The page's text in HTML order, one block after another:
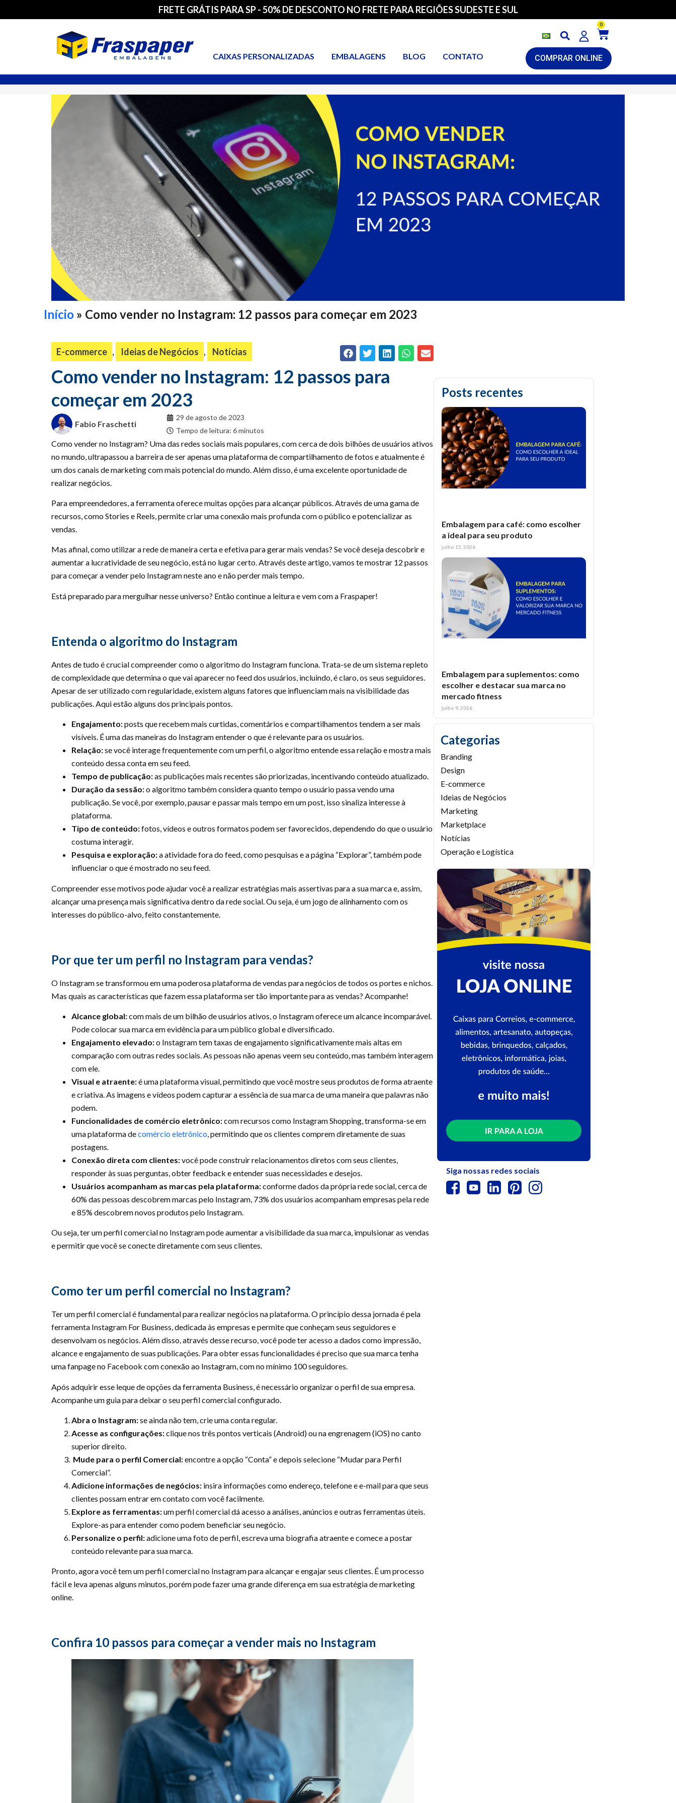
FRETE GRÁTIS PARA SP - 50% DE DESCONTO NO FRETE PARA REGIÕES SUDESTE E SUL
CAIXAS PERSONALIZADAS EMBALAGENS BLOG CONTATO
0
COMPRAR ONLINE
Início » Como vender no Instagram: 12 passos para começar em 2023
E-commerce , Ideias de Negócios , Notícias
Como vender no Instagram: 12 passos para
começar em 2023
Fabio Fraschetti
29 de agosto de 2023
Tempo de leitura: 6 minutos
Como vender no Instagram? Uma das redes sociais mais populares, com cerca de dois bilhões de usuários ativos
no mundo, ultrapassou a barreira de ser apenas uma plataforma de compartilhamento de fotos e atualmente é
um dos canais de marketing com mais potencial do mundo. Além disso, é uma excelente oportunidade de
realizar negócios.
Para empreendedores, a ferramenta oferece muitas opções para alcançar públicos. Através de uma gama de
recursos, como Stories e Reels, permite criar uma conexão mais profunda com o público e potencializar as
vendas.
Mas afinal, como utilizar a rede de maneira certa e efetiva para gerar mais vendas? Se você deseja descobrir e
aumentar a lucratividade de seu negócio, está no lugar certo. Através deste artigo, vamos te mostrar 12 passos
para começar a vender pelo Instagram neste ano e não perder mais tempo.
Está preparado para mergulhar nesse universo? Então continue a leitura e vem com a Fraspaper!
Entenda o algoritmo do Instagram
Antes de tudo é crucial compreender como o algoritmo do Instagram funciona. Trata-se de um sistema repleto
de complexidade que determina o que vai aparecer no feed dos usuários, incluindo, é claro, os seus seguidores.
Apesar de ser utilizado com regularidade, existem alguns fatores que influenciam mais na visibilidade das
publicações. Aqui estão alguns dos principais pontos.
Engajamento:posts que recebem mais curtidas, comentários e compartilhamentos tendem a ser mais
visíveis. É uma das maneiras do Instagram entender o que é relevante para os usuários.
Relação:se você interage frequentemente com um perfil, o algoritmo entende essa relação e mostra mais
conteúdo dessa conta em seu feed.
Tempo de publicação:as publicações mais recentes são priorizadas, incentivando conteúdo atualizado.
Duração da sessão:o algoritmo também considera quanto tempo o usuário passa vendo uma
publicação. Se você, por exemplo, pausar e passar mais tempo em um post, isso sinaliza interesse à
plataforma.
Tipo de conteúdo:fotos, vídeos e outros formatos podem ser favorecidos, dependendo do que o usuário
costuma interagir.
Pesquisa e exploração:a atividade fora do feed, como pesquisas e a página “Explorar”, também pode
influenciar o que é mostrado no seu feed.
Compreender esse motivos pode ajudar você a realizar estratégias mais assertivas para a sua marca e, assim,
alcançar uma presença mais significativa dentro da rede social. Ou seja, é um jogo de alinhamento com os
interesses do público-alvo, feito constantemente.
Por que ter um perfil no Instagram para vendas?
O Instagram se transformou em uma poderosa plataforma de vendas para negócios de todos os portes e nichos.
Mas quais as características que fazem essa plataforma ser tão importante para as vendas? Acompanhe!
Alcance global:com mais de um bilhão de usuários ativos, o Instagram oferece um alcance incomparável.
Pode colocar sua marca em evidência para um público global e diversificado.
Engajamento elevado:o Instagram tem taxas de engajamento significativamente mais altas em
comparação com outras redes sociais. As pessoas não apenas veem seu conteúdo, mas também interagem
com ele.
Visual e atraente:é uma plataforma visual, permitindo que você mostre seus produtos de forma atraente
e criativa. As imagens e vídeos podem capturar a essência de sua marca de uma maneira que palavras não
podem.
Funcionalidades de comércio eletrônico:com recursos como Instagram Shopping, transforma-se em
uma plataforma decomércio eletrônico, permitindo que os clientes comprem diretamente de suas
postagens.
Conexão direta com clientes:você pode construir relacionamentos diretos com seus clientes,
responder às suas perguntas, obter feedback e entender suas necessidades e desejos.
Usuários acompanham as marcas pela plataforma:conforme dados da própria rede social, cerca de
60% das pessoas descobrem marcas pelo Instagram, 73% dos usuários acompanham empresas pela rede
e 85% descobrem novos produtos pelo Instagram.
Ou seja, ter um perfil comercial no Instagram pode aumentar a visibilidade da sua marca, impulsionar as vendas
e permitir que você se conecte diretamente com seus clientes.
Como ter um perfil comercial no Instagram?
Ter um perfil comercial é fundamental para realizar negócios na plataforma. O princípio dessa jornada é pela
ferramenta Instagram For Business, dedicada às empresas e permite que conheçam seus seguidores e
desenvolvam os negócios. Além disso, através desse recurso, você pode ter acesso a dados como impressão,
alcance e engajamento de suas publicações. Para obter essas funcionalidades é preciso que sua marca tenha
uma fanpage no Facebook com conexão ao Instagram, com no mínimo 100 seguidores.
Após adquirir esse leque de opções da ferramenta Business, é necessário organizar o perfil de sua empresa.
Acompanhe um guia para deixar o seu perfil comercial configurado.
Abra o Instagram:se ainda não tem, crie uma conta regular.
Acesse as configurações:clique nos três pontos verticais (Android) ou na engrenagem (iOS) no canto
superior direito.
Mude para o perfil Comercial:encontre a opção “Conta” e depois selecione “Mudar para Perfil
Comercial”.
Adicione informações de negócios: insira informações como endereço, telefone e e-mail para que seus
clientes possam entrar em contato com você facilmente.
Explore as ferramentas:um perfil comercial dá acesso a análises, anúncios e outras ferramentas úteis.
Explore-as para entender como podem beneficiar seu negócio.
Personalize o perfil:adicione uma foto de perfil, escreva uma biografia atraente e comece a postar
conteúdo relevante para sua marca.
Pronto, agora você tem um perfil comercial no Instagram para alcançar e engajar seus clientes. É um processo
fácil e leva apenas alguns minutos, porém pode fazer uma grande diferença em sua estratégia de marketing
online.
Confira 10 passos para começar a vender mais no Instagram
Embalagem para café: como escolher
a ideal para seu produto
julho 15, 2026
Embalagem para suplementos: como
escolher e destacar sua marca no
mercado fitness
julho 9, 2026
Categorias
Branding
Design
E-commerce
Ideias de Negócios
Marketing
Marketplace
Notícias
Operação e Logística
Siga nossas redes sociais